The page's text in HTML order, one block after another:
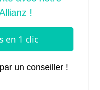
un conseiller !